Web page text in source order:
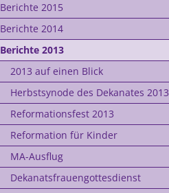
Berichte 2015
Berichte 2014
Berichte 2013
2013 auf einen Blick
Herbstsynode des Dekanates 2013
Reformationsfest 2013
Reformation für Kinder
MA-Ausflug
Dekanatsfrauengottesdienst